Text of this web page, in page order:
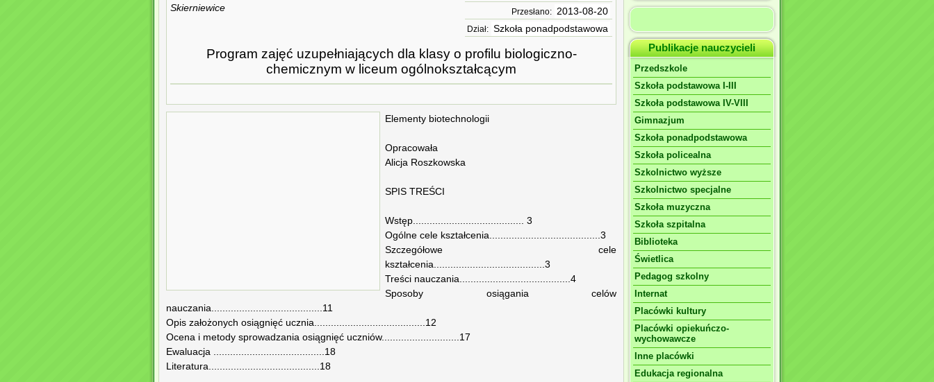
Skierniewice
Przesłano: 2013-08-20
Dział: Szkoła ponadpodstawowa
Program zajęć uzupełniających dla klasy o profilu biologiczno-
chemicznym w liceum ogólnokształcącym
Elementy biotechnologii
Opracowała
Alicja Roszkowska
SPIS TREŚCI
Wstęp........................................ 3
Ogólne cele kształcenia........................................3
Szczegółowe cele
kształcenia........................................3
Treści nauczania........................................4
Sposoby osiągania celów
nauczania........................................11
Opis założonych osiągnięć ucznia........................................12
Ocena i metody sprowadzania osiągnięć uczniów............................17
Ewaluacja ........................................18
Literatura........................................18
Publikacje nauczycieli
Przedszkole
Szkoła podstawowa I-III
Szkoła podstawowa IV-VIII
Gimnazjum
Szkoła ponadpodstawowa
Szkoła policealna
Szkolnictwo wyższe
Szkolnictwo specjalne
Szkoła muzyczna
Szkoła szpitalna
Biblioteka
Świetlica
Pedagog szkolny
Internat
Placówki kultury
Placówki opiekuńczo-
wychowawcze
Inne placówki
Edukacja regionalna